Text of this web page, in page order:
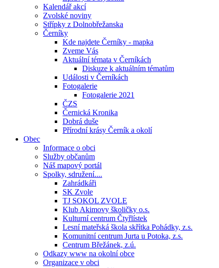
Kalendář akcí
Zvolské noviny
Střípky z Dolnobřežanska
Černíky
Kde najdete Černíky - mapka
Zveme Vás
Aktuální témata v Černíkách
Diskuze k aktuálním tématům
Události v Černíkách
Fotogalerie
Fotogalerie 2021
ČZS
Černická Kronika
Dobrá duše
Přírodní krásy Černík a okolí
Obec
Informace o obci
Služby občanům
Náš mapový portál
Spolky, sdružení....
Zahrádkáři
SK Zvole
TJ SOKOL ZVOLE
Klub Akimovy školičky o.s.
Kulturní centrum Čtyřlístek
Lesní mateřská škola skřítka Pohádky, z.s.
Komunitní centrum Jurta u Potoka, z.s.
Centrum Břežánek, z.ú.
Odkazy www na okolní obce
Organizace v obci